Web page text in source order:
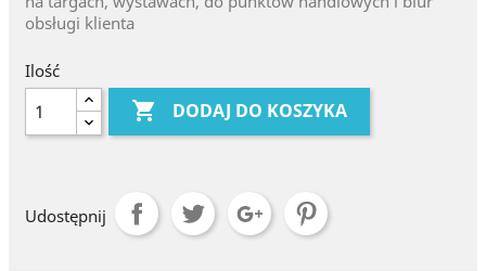
obsługi klienta
Ilość
 DODAJ DO KOSZYKA
Udostępnij